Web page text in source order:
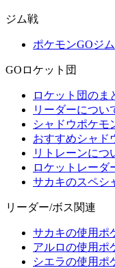
ジム戦
ポケモンGOジ
GOロケット団
ロケット団のま
リーダーについ
シャドウポケモ
おすすめシャド
リトレーンにつ
ロケットレーダ
サカキのスペシ
リーダー/ボス関連
サカキの使用ポ
アルロの使用ポ
シエラの使用ポ